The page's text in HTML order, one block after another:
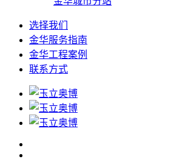
选择我们
金华服务指南
金华工程案例
联系方式